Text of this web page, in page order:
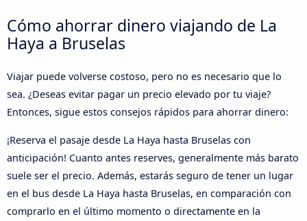
Cómo ahorrar dinero viajando de La
Haya a Bruselas
Viajar puede volverse costoso, pero no es necesario que lo
sea. ¿Deseas evitar pagar un precio elevado por tu viaje?
Entonces, sigue estos consejos rápidos para ahorrar dinero:
¡Reserva el pasaje desde La Haya hasta Bruselas con
anticipación! Cuanto antes reserves, generalmente más barato
suele ser el precio. Además, estarás seguro de tener un lugar
en el bus desde La Haya hasta Bruselas, en comparación con
comprarlo en el último momento o directamente en la